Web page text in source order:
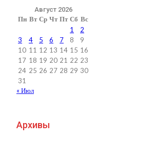
Август 2026
Пн Вт Ср Чт Пт Сб Вс
1
2
3
4 5 6 7 8
9
10 11 12 13 14 15 16
17 18 19 20 21 22 23
24 25 26 27 28 29 30
31
« Июл
Архивы